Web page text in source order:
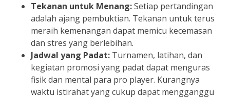
Tekanan untuk Menang:Setiap pertandingan
adalah ajang pembuktian. Tekanan untuk terus
meraih kemenangan dapat memicu kecemasan
dan stres yang berlebihan.
Jadwal yang Padat: Turnamen, latihan, dan
kegiatan promosi yang padat dapat menguras
fisik dan mental para pro player. Kurangnya
waktu istirahat yang cukup dapat mengganggu